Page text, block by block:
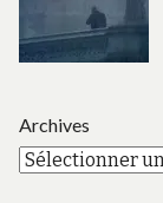
Archives